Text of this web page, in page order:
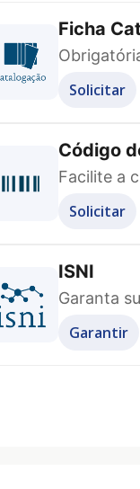
Ficha
Solicitar
Código
Facilite a
Solicitar
ISNI
Garanta
Garantir